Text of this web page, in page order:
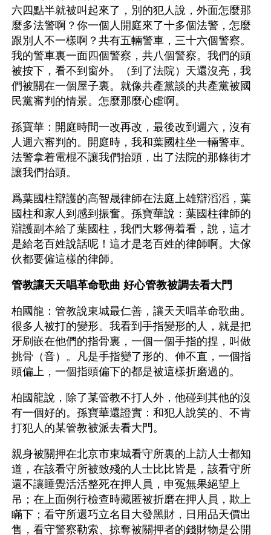
六四點半就被叫起來了，別的犯人說，外面怎麼那
麼多法警啊？你一個人開庭來了十多個法警，怎麼
跟別人不一樣啊？共有五輛警車，三十六個警察。
我的警車裏一面四個警察，共八個警察。我們的頭
被按下，看不到窗外。（到了法院）天還沒亮，我
們被關在一個屋子裏。就像共產黨談的共產黨被國
民黨審判的情景。怎麼那麼心虛啊。
孫寶華：開庭時間一改再改，最後改到週六，沒有
人週六審判的。開庭時，我和葉國柱坐一輛警車。
法警拿着電棍不讓我們抬頭，出了法院的那條街才
讓我們抬頭。
爲葉國柱辯護的高智晟律師在法庭上雄辯滔滔，葉
國柱和家人到感到振奮。孫寶華說：葉國柱律師的
辯護副本給了葉國柱，我們大夥傳着看，說，這才
是給老百姓說話呢！這才是老百姓的律師啊。大傢
伙都要僱這樣的律師。
管教讓天天唱革命歌曲 好心管教被調去看大門
柏國龍：管教說東城最仁善，讓天天唱革命歌曲。
很多人被打的變形。我看到手指變形的人，就是把
牙刷嵌在他們的指骨裏，一個一個手指的捏，叫做
挑骨（音）。凡是手指變了形的、伸不直，一個指
頭偏上，一個指頭偏下的都是被這樣折磨過的。
柏國龍說，除了某管教不打人外，他碰到其他的沒
有一個好的。孫寶華還證實：和犯人說笑的、不肯
打犯人的某管教被派去看大門。
親身被關押在北京市東城看守所裏的上訪人士都知
道，在該看守所被致殘的人士比比皆是，該看守所
還不讓睡覺活活整死在押人員，申冤無果絕望上
吊；在上面例行檢查時藏匿被折磨在押人員，欺上
瞞下；看守所還巧立名目大發黑財，日用品天價出
售，看守警察勒索、掠奪被關押者的錢財物是公開